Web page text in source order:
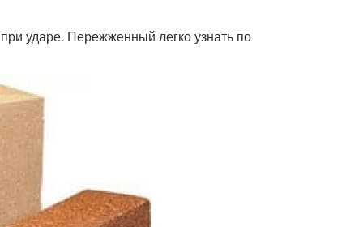
ударе. Пережженный легко узнать по